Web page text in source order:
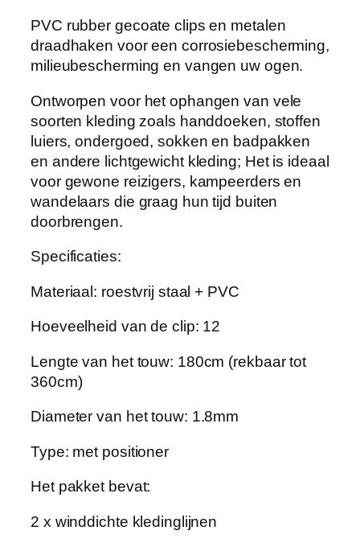
r
e
e
l
a
s
t
i
s
c
h
w
s
l
j
n
i
d
d
c
PVC rubber gecoate clips en metalen
draadhaken voor een corrosiebescherming,
milieubescherming en vangen uw ogen.
Ontworpen voor het ophangen van vele
soorten kleding zoals handdoeken, stoffen
luiers, ondergoed, sokken en badpakken
en andere lichtgewicht kleding; Het is ideaal
voor gewone reizigers, kampeerders en
wandelaars die graag hun tijd buiten
doorbrengen.
Specificaties:
Materiaal: roestvrij staal + PVC
Hoeveelheid van de clip: 12
Lengte van het touw: 180cm (rekbaar tot
360cm)
Diameter van het touw: 1.8mm
Type: met positioner
Het pakket bevat:
2 x winddichte kledinglijnen